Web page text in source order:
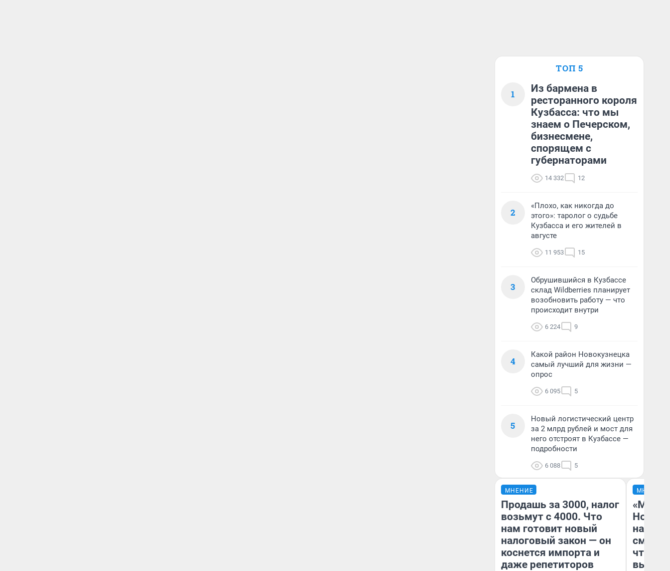
ТОП 5
1
Из бармена в
ресторанного короля
Кузбасса: что мы
знаем о Печерском,
бизнесмене,
спорящем с
губернаторами
14 332 12
2
«Плохо, как никогда до
этого»: таролог о судьбе
Кузбасса и его жителей в
августе
11 953 15
3
Обрушившийся в Кузбассе
склад Wildberries планирует
возобновить работу — что
происходит внутри
6 224 9
4
Какой район Новокузнецка
самый лучший для жизни —
опрос
6 095 5
5
Новый логистический центр
за 2 млрд рублей и мост для
него отстроят в Кузбассе —
подробности
6 088 5
МНЕНИЕ
Продашь за 3000, налог
возьмут с 4000. Что
нам готовит новый
налоговый закон — он
коснется импорта и
даже репетиторов
МНЕНИЕ
«Мы
чтобы